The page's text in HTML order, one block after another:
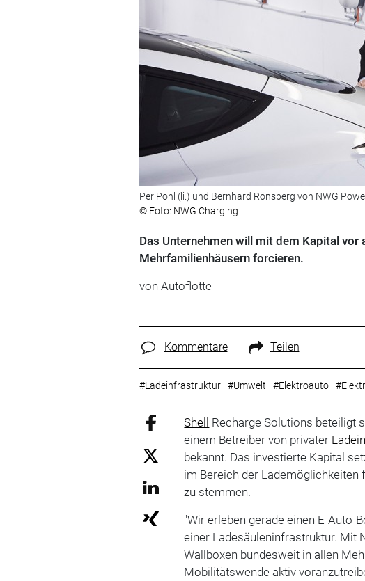
Per Pöhl (li.) und Bernhard Rönsberg von NWG
© Foto: NWG Charging
Das Unternehmen will mit dem Kapital vor
Mehrfamilienhäusern forcieren.
von Autoflotte
Kommentare Teilen
#Ladeinfrastruktur #Umwelt #Elektroauto
Shell Recharge Solutions beteiligt
einem Betreiber von privater
bekannt. Das investierte Kapital
im Bereich der
zu stemmen.
"Wir erleben gerade einen E-
einer Ladesäuleninfrastruktur. Mit
Wallboxen bundesweit in allen
Mobilitätswende aktiv